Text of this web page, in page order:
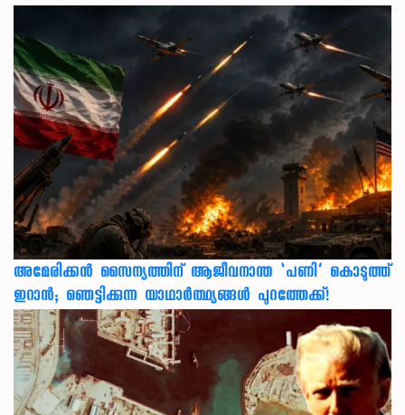
അമേരിക്കൻ സൈന്യത്തിന് ആജീവനാന്ത ‘പണി’ കൊടുത്ത്
ഇറാൻ; ഞെട്ടിക്കുന്ന യാഥാർത്ഥ്യങ്ങൾ പുറത്തേക്ക്!